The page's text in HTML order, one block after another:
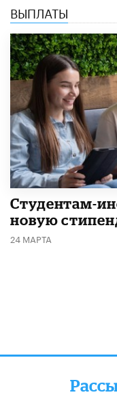
ВЫПЛАТЫ
Студентам-
новую
24 МАРТА